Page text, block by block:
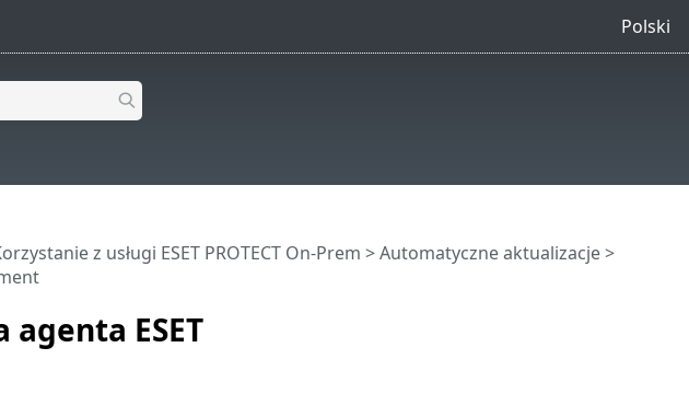
Polski
ESET
z usługi ESET PROTECT On-Prem >Automatyczne aktualizacje>